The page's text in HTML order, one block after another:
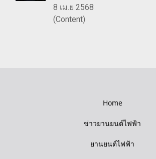
8 เม.ย 2568
(Content)
Home
ข่าวยานยนต์ไฟฟ้า
ยานยนต์ไฟฟ้า